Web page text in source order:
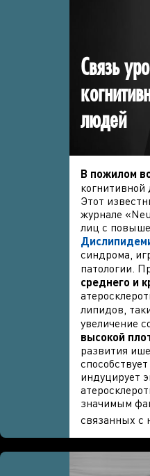
Связь
людей
В пожилом
когнитивной
Этот
журнале
лиц с
синдрома,
патологии.
среднего и
липидов,
увеличение
высокой
развития
индуцирует
значимым
связанных с